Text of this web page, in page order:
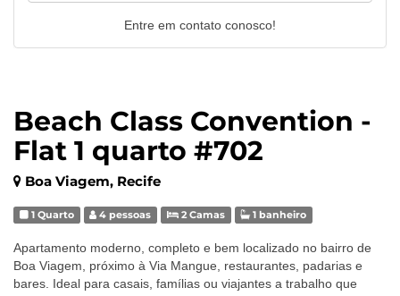
Beach Class Convention -
Flat 1 quarto #702
Boa Viagem, Recife
1 Quarto 4 pessoas 2 Camas 1 banheiro
Apartamento moderno, completo e bem localizado no bairro de
Boa Viagem, próximo à Via Mangue, restaurantes, padarias e
bares. Ideal para casais, famílias ou viajantes a trabalho que
Entre em contato conosco!